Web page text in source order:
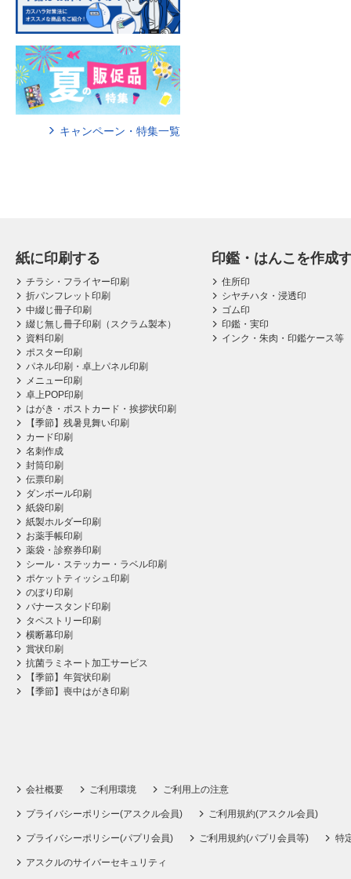
キャンペーン・特集一覧
紙に印刷する
チラシ・フライヤー印刷
折パンフレット印刷
中綴じ冊子印刷
綴じ無し冊子印刷（スクラム製本）
資料印刷
ポスター印刷
パネル印刷・卓上パネル印刷
メニュー印刷
卓上POP印刷
はがき・ポストカード・挨拶状印刷
【季節】残暑見舞い印刷
カード印刷
名刺作成
封筒印刷
伝票印刷
ダンボール印刷
紙袋印刷
紙製ホルダー印刷
お薬手帳印刷
薬袋・診察券印刷
シール・ステッカー・ラベル印刷
ポケットティッシュ印刷
のぼり印刷
バナースタンド印刷
タペストリー印刷
横断幕印刷
賞状印刷
抗菌ラミネート加工サービス
【季節】年賀状印刷
【季節】喪中はがき印刷
印鑑・はんこを作成
住所印
シヤチハタ・浸透印
ゴム印
印鑑・実印
インク・朱肉・印鑑ケース等
会社概要 ご利用環境 ご利用上の注意
プライバシーポリシー(アスクル会員) ご利用規約(アスクル会員)
プライバシーポリシー(パプリ会員) ご利用規約(パプリ会員等) 特
アスクルのサイバーセキュリティ